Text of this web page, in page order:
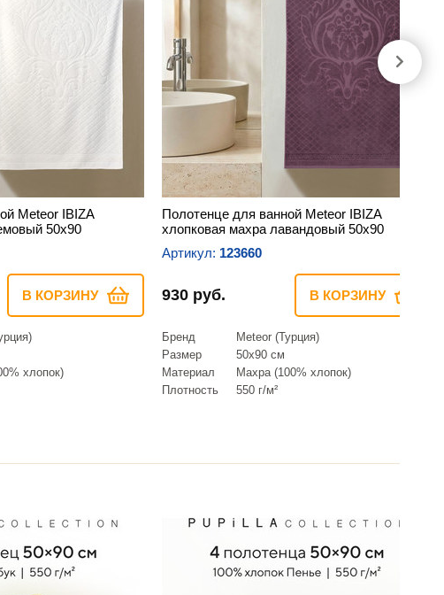
Meteor IBIZA
50х90
В КОРЗИНУ
хлопок)
Полотенце для ванной Meteor IBIZA
хлопковая махра лавандовый 50х90
Артикул: 123660
930 руб. В КОРЗИНУ
Бренд
Meteor (Турция)
Размер
50х90 см
Материал
Махра (100% хлопок)
Плотность
550 г/м²